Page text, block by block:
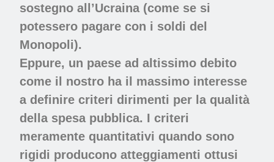
sostegno all’Ucraina (come se si
potessero pagare con i soldi del
Monopoli).
Eppure, un paese ad altissimo debito
come il nostro ha il massimo interesse
a definire criteri dirimenti per la qualità
della spesa pubblica. I criteri
meramente quantitativi quando sono
rigidi producono atteggiamenti ottusi